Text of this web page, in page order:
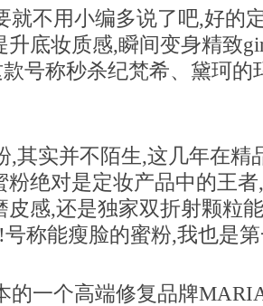
就不用小编多说了吧,好的
升底妆质感,瞬间变身精致
号称秒杀纪梵希、黛珂的
,其实并不陌生,这几年在精
粉绝对是定妆产品中的王
皮感,还是独家双折射颗粒
称能瘦脸的蜜粉,我也是
的一个高端修复品牌